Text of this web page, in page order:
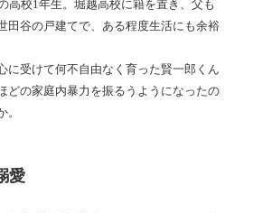
高校1年生。堀越高校に籍を置き、父も
田谷の戸建てで、ある程度生活にも余裕
に受けて何不自由なく育った賢一郎くん
どの家庭内暴力を振るうようになったの
。
愛